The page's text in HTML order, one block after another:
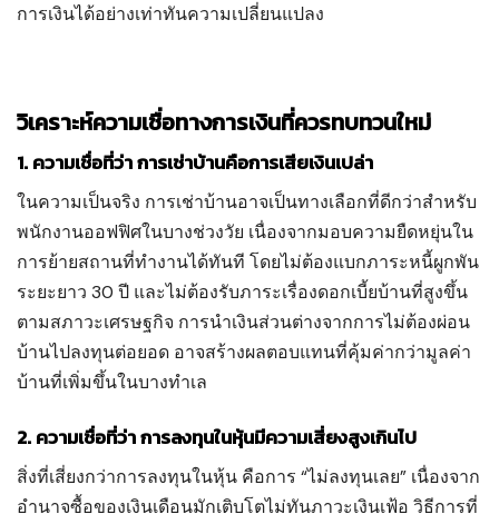
การเงินได้อย่างเท่าทันความเปลี่ยนแปลง
วิเคราะห์ความเชื่อทางการเงินที่ควรทบทวนใหม่
1. ความเชื่อที่ว่า การเช่าบ้านคือการเสียเงินเปล่า
ในความเป็นจริง การเช่าบ้านอาจเป็นทางเลือกที่ดีกว่าสำหรับ
พนักงานออฟฟิศในบางช่วงวัย เนื่องจากมอบความยืดหยุ่นใน
การย้ายสถานที่ทำงานได้ทันที โดยไม่ต้องแบกภาระหนี้ผูกพัน
ระยะยาว 30 ปี และไม่ต้องรับภาระเรื่องดอกเบี้ยบ้านที่สูงขึ้น
ตามสภาวะเศรษฐกิจ การนำเงินส่วนต่างจากการไม่ต้องผ่อน
บ้านไปลงทุนต่อยอด อาจสร้างผลตอบแทนที่คุ้มค่ากว่ามูลค่า
บ้านที่เพิ่มขึ้นในบางทำเล
2. ความเชื่อที่ว่า การลงทุนในหุ้นมีความเสี่ยงสูงเกินไป
สิ่งที่เสี่ยงกว่าการลงทุนในหุ้น คือการ “ไม่ลงทุนเลย” เนื่องจาก
อำนาจซื้อของเงินเดือนมักเติบโตไม่ทันภาวะเงินเฟ้อ วิธีการที่